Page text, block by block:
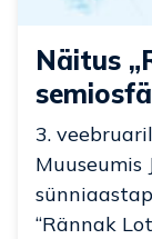
Näitus „Rännak Lotmani
3.
Muuseumis
“Rännak